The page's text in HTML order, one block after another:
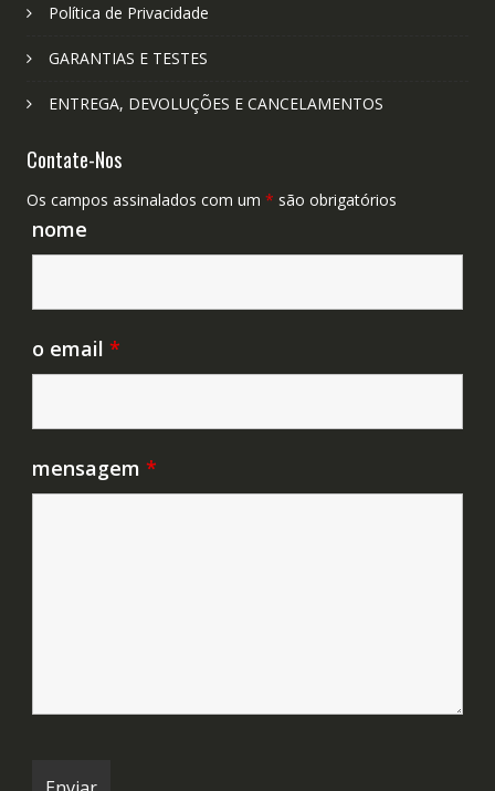
Política de Privacidade
GARANTIAS E TESTES
ENTREGA, DEVOLUÇÕES E CANCELAMENTOS
Contate-Nos
Os campos assinalados com um * são obrigatórios
nome
o email *
mensagem *